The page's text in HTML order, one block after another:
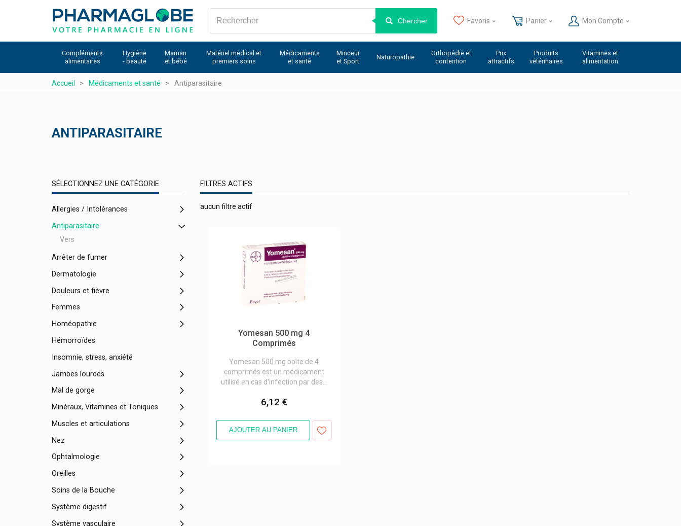
Chercher Favoris Panier Mon Compte
Compléments
alimentaires
Hygiène
- beauté
Maman
et bébé
Matériel médical et
premiers soins
Médicaments
et santé
Minceur
et Sport
Naturopathie
Orthopédie et
contention
Prix
attractifs
Produits
vétérinaires
Vitamines et
alimentation
Accueil Médicaments et santé Antiparasitaire
ANTIPARASITAIRE
SÉLECTIONNEZ UNE CATÉGORIE
Allergies / Intolérances
Antiparasitaire
Vers
Arrêter de fumer
Dermatologie
Douleurs et fièvre
Femmes
Homéopathie
Hémorroïdes
Insomnie, stress, anxiété
Jambes lourdes
Mal de gorge
Minéraux, Vitamines et Toniques
Muscles et articulations
Nez
Ophtalmologie
Oreilles
Soins de la Bouche
Système digestif
Système vasculaire
FILTRES ACTIFS
aucun filtre actif
Yomesan 500 mg 4
Comprimés
Yomesan 500 mg boîte de 4
comprimés est un médicament
utilisé en cas d’infection par des...
6,12 €
AJOUTER AU PANIER